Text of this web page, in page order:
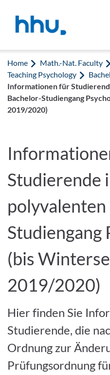
Home Math.-Nat. Faculty
Teaching Psychology
Informationen für
Bachelor-Studiengang
2019/2020)
Studierende
Studiengang
(bis
2019/2020)
Hier finden Sie
Studierende, die
Ordnung zur
Prüfungsordnung